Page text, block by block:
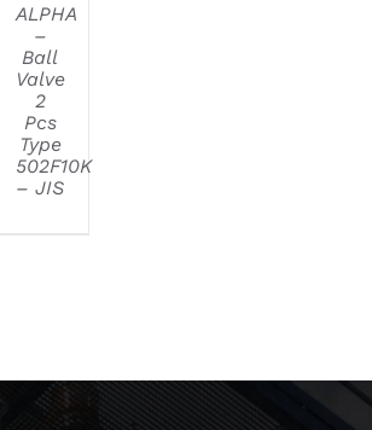
ALPHA
–
Ball
Valve
2
Pcs
Type
502F10K
– JIS